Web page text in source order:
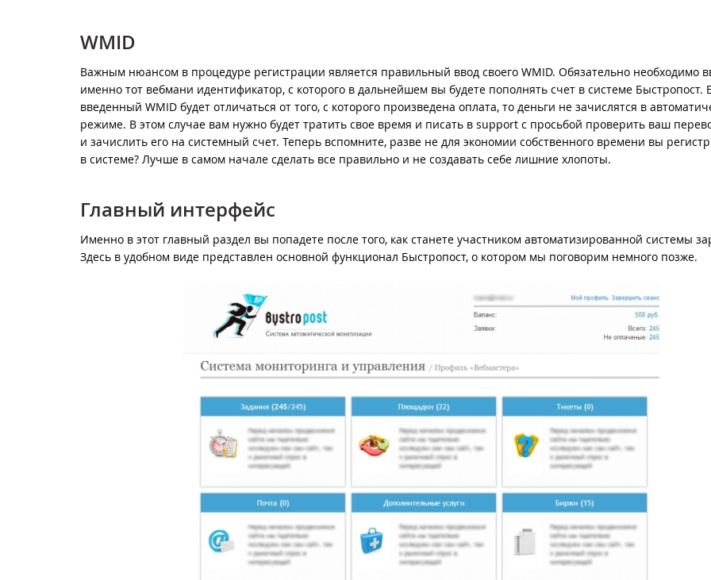
WMID
Важным нюансом в процедуре регистрации является правильный ввод своего WMID. Обязательно необходимо
именно тот вебмани идентификатор, с которого в дальнейшем вы будете пополнять счет в системе Быстропост.
введенный WMID будет отличаться от того, с которого произведена оплата, то деньги не зачислятся в
режиме. В этом случае вам нужно будет тратить свое время и писать в support с просьбой проверить ваш
и зачислить его на системный счет. Теперь вспомните, разве не для экономии собственного времени вы
в системе? Лучше в самом начале сделать все правильно и не создавать себе лишние хлопоты.
Главный интерфейс
Именно в этот главный раздел вы попадете после того, как станете участником автоматизированной системы
Здесь в удобном виде представлен основной функционал Быстропост, о котором мы поговорим немного позже.